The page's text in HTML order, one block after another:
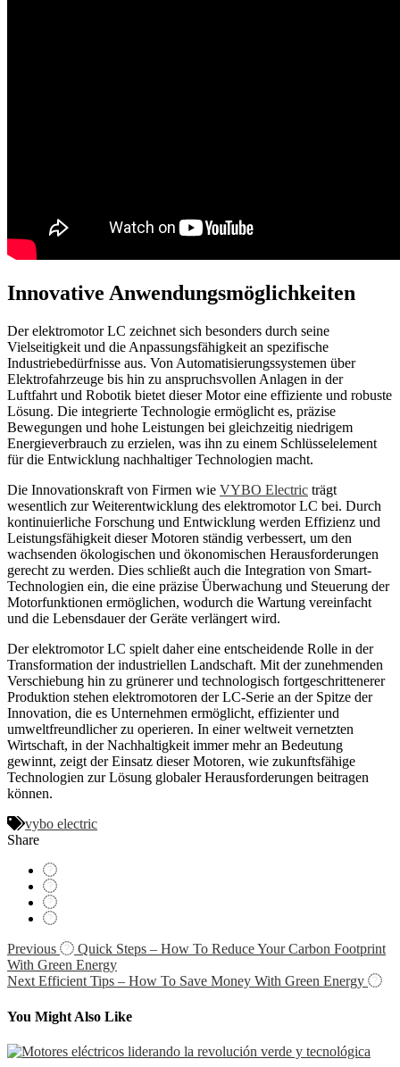
Innovative Anwendungsmöglichkeiten
Der elektromotor LC zeichnet sich besonders durch seine
Vielseitigkeit und die Anpassungsfähigkeit an spezifische
Industriebedürfnisse aus. Von Automatisierungssystemen über
Elektrofahrzeuge bis hin zu anspruchsvollen Anlagen in der
Luftfahrt und Robotik bietet dieser Motor eine effiziente und robuste
Lösung. Die integrierte Technologie ermöglicht es, präzise
Bewegungen und hohe Leistungen bei gleichzeitig niedrigem
Energieverbrauch zu erzielen, was ihn zu einem Schlüsselelement
für die Entwicklung nachhaltiger Technologien macht.
Die Innovationskraft von Firmen wie VYBO Electric trägt
wesentlich zur Weiterentwicklung des elektromotor LC bei. Durch
kontinuierliche Forschung und Entwicklung werden Effizienz und
Leistungsfähigkeit dieser Motoren ständig verbessert, um den
wachsenden ökologischen und ökonomischen Herausforderungen
gerecht zu werden. Dies schließt auch die Integration von Smart-
Technologien ein, die eine präzise Überwachung und Steuerung der
Motorfunktionen ermöglichen, wodurch die Wartung vereinfacht
und die Lebensdauer der Geräte verlängert wird.
Der elektromotor LC spielt daher eine entscheidende Rolle in der
Transformation der industriellen Landschaft. Mit der zunehmenden
Verschiebung hin zu grünerer und technologisch fortgeschrittenerer
Produktion stehen elektromotoren der LC-Serie an der Spitze der
Innovation, die es Unternehmen ermöglicht, effizienter und
umweltfreundlicher zu operieren. In einer weltweit vernetzten
Wirtschaft, in der Nachhaltigkeit immer mehr an Bedeutung
gewinnt, zeigt der Einsatz dieser Motoren, wie zukunftsfähige
Technologien zur Lösung globaler Herausforderungen beitragen
können.
vybo electric
Share
Navigácia
v
Previous
Quick Steps – How To Reduce Your Carbon Footprint
With Green Energy
Next Efficient Tips – How To Save Money With Green Energy
You Might Also Like